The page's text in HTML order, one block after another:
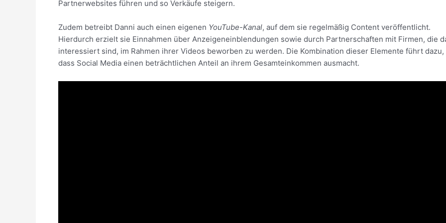
Partnerwebsites führen und so Verkäufe steigern.
Zudem betreibt Danni auch einen eigenen YouTube-Kanal, auf dem sie regelmäßig Content veröffentlicht.
Hierdurch erzielt sie Einnahmen über Anzeigeneinblendungen sowie durch Partnerschaften mit Firmen, die
interessiert sind, im Rahmen ihrer Videos beworben zu werden. Die Kombination dieser Elemente führt dazu,
dass Social Media einen beträchtlichen Anteil an ihrem Gesamteinkommen ausmacht.